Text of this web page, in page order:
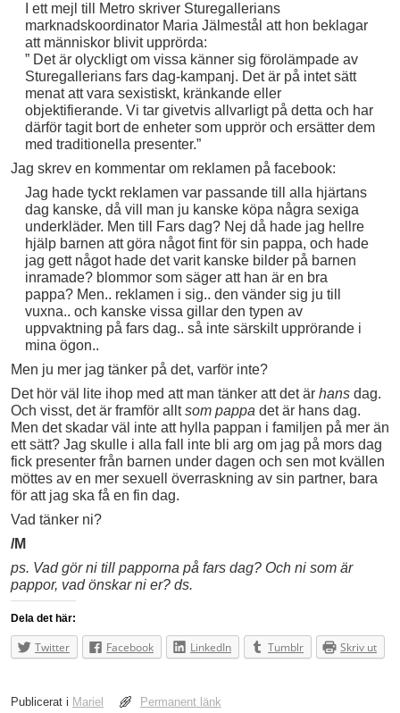
I ett mejl till Metro skriver Sturegallerians
marknadskoordinator Maria Jälmestål att hon beklagar
att människor blivit upprörda:
” Det är olyckligt om vissa känner sig förolämpade av
Sturegallerians fars dag-kampanj. Det är på intet sätt
menat att vara sexistiskt, kränkande eller
objektifierande. Vi tar givetvis allvarligt på detta och har
därför tagit bort de enheter som upprör och ersätter dem
med traditionella presenter.”
Jag skrev en kommentar om reklamen på facebook:
Jag hade tyckt reklamen var passande till alla hjärtans
dag kanske, då vill man ju kanske köpa några sexiga
underkläder. Men till Fars dag? Nej då hade jag hellre
hjälp barnen att göra något fint för sin pappa, och hade
jag gett något hade det varit kanske bilder på barnen
inramade? blommor som säger att han är en bra
pappa? Men.. reklamen i sig.. den vänder sig ju till
vuxna.. och kanske vissa gillar den typen av
uppvaktning på fars dag.. så inte särskilt upprörande i
mina ögon..
Men ju mer jag tänker på det, varför inte?
Det hör väl lite ihop med att man tänker att det är hans dag.
Och visst, det är framför alltsom pappa det är hans dag.
Men det skadar väl inte att hylla pappan i familjen på mer än
ett sätt? Jag skulle i alla fall inte bli arg om jag på mors dag
fick presenter från barnen under dagen och sen mot kvällen
möttes av en mer sexuell överraskning av sin partner, bara
för att jag ska få en fin dag.
Vad tänker ni?
/M
ps. Vad gör ni till papporna på fars dag? Och ni som är
pappor, vad önskar ni er? ds.
Dela det här:
Twitter Facebook LinkedIn Tumblr Skriv ut
Publicerat i Mariel Permanent länk